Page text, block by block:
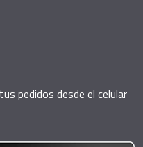
pedidos desde el celular